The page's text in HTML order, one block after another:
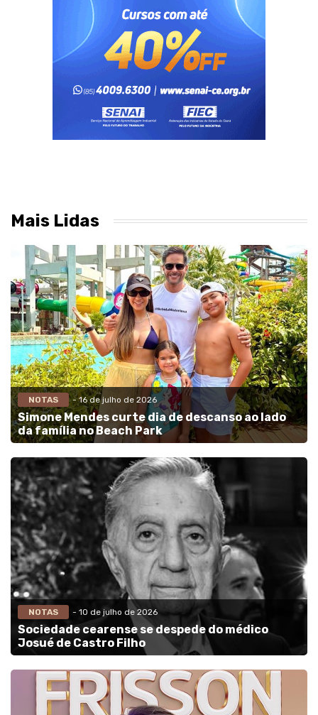
Mais Lidas
NOTAS - 16 de julho de 2026
Simone Mendes curte dia de descanso ao lado
da família no Beach Park
NOTAS - 10 de julho de 2026
Sociedade cearense se despede do médico
Josué de Castro Filho